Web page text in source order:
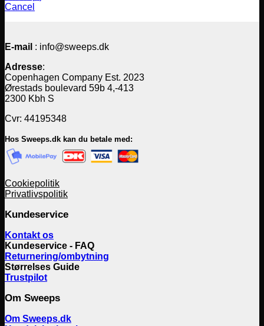
Cancel
E-mail : info@sweeps.dk
Adresse:
Copenhagen Company Est. 2023
Ørestads boulevard 59b 4,-413
2300 Kbh S
Cvr: 44195348
Hos Sweeps.dk kan du betale med:
Cookiepolitik
Privatlivspolitik
Kundeservice
Kontakt os
Kundeservice - FAQ
Returnering/ombytning
Størrelses Guide
Trustpilot
Om Sweeps
Om Sweeps.dk